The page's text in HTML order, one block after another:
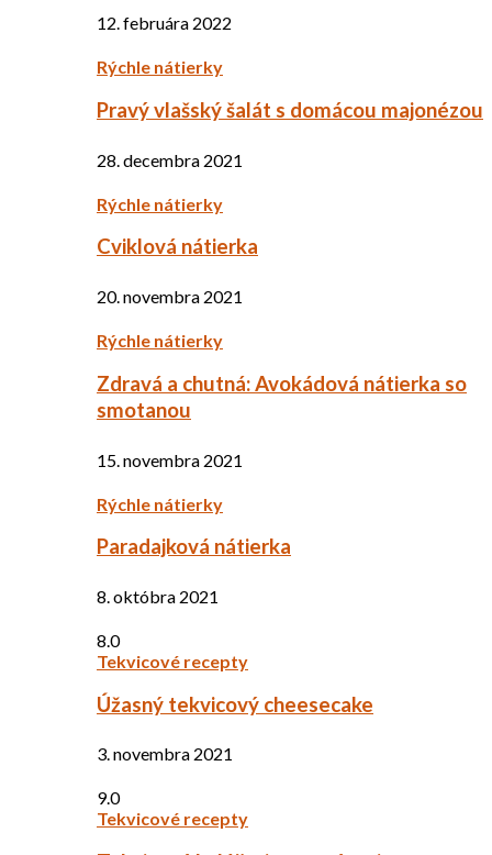
12. februára 2022
Rýchle nátierky
Pravý vlašský šalát s domácou majonézou
28. decembra 2021
Rýchle nátierky
Cviklová nátierka
20. novembra 2021
Rýchle nátierky
Zdravá a chutná: Avokádová nátierka so
smotanou
15. novembra 2021
Rýchle nátierky
Paradajková nátierka
8. októbra 2021
8.0
Tekvicové recepty
Úžasný tekvicový cheesecake
3. novembra 2021
9.0
Tekvicové recepty